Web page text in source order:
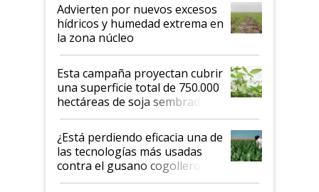
Advierten por nuevos excesos
hídricos y humedad extrema en
la zona núcleo
Esta campaña proyectan cubrir
una superficie total de 750.000
hectáreas de soja sembradas
con una nueva generación de
variedades que marcan un
salto tecnológico en genética y
rendimiento
¿Está perdiendo eficacia una de
las tecnologías más usadas
contra el gusano cogollero? El
desafío de una tecnología clave